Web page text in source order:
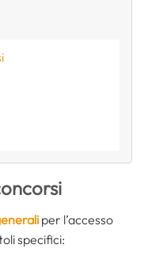
per l’accesso
specifici: